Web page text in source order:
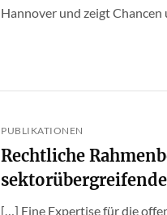
Hannover und zeigt
PUBLIKATIONEN
Rechtliche
[…] Eine Expertise für die